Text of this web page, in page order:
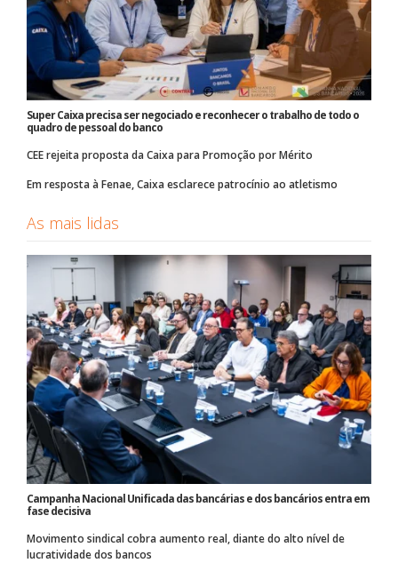
Super Caixa precisa ser negociado e reconhecer o trabalho de todo o
quadro de pessoal do banco
CEE rejeita proposta da Caixa para Promoção por Mérito
Em resposta à Fenae, Caixa esclarece patrocínio ao atletismo
As mais lidas
Campanha Nacional Unificada das bancárias e dos bancários entra em
fase decisiva
Movimento sindical cobra aumento real, diante do alto nível de
lucratividade dos bancos